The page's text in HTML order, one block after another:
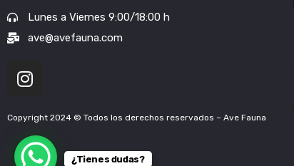
Lunes a Viernes 9:00/18:00 h
ave@avefauna.com
Copyright 2024 © Todos los derechos reservados – Ave Fauna
¿Tienes dudas?